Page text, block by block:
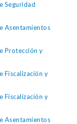
Seguridad
Asentamientos
Protección y
Fiscalización y
Fiscalización y
Asentamientos